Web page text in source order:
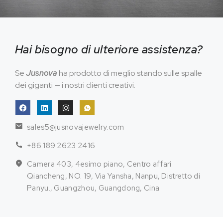
Hai bisogno di ulteriore assistenza?
SeJusnova ha prodotto di meglio stando sulle spalle
dei giganti — i nostri clienti creativi.
sales5@jusnovajewelry.com
+86 189 2623 2416
Camera 403, 4esimo piano, Centro affari
Qiancheng, NO. 19, Via Yansha, Nanpu, Distretto di
Panyu., Guangzhou, Guangdong, Cina